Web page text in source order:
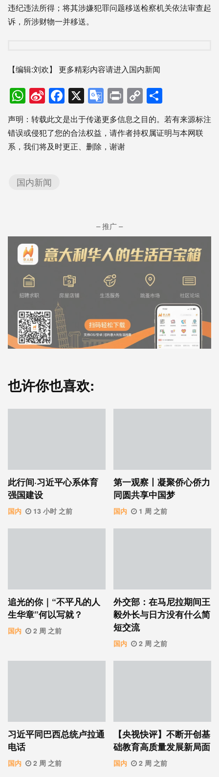
违纪违法所得；将其涉嫌犯罪问题移送检察机关依法审查起
诉，所涉财物一并移送。
【编辑:刘欢】 更多精彩内容请进入国内新闻
WhatsApp
Sina
Weibo
Facebook
X Google
Translate
PrintCopy
Link享
声明：转载此文是出于传递更多信息之目的。若有来源标注
错误或侵犯了您的合法权益，请作者持权属证明与本网联
系，我们将及时更正、删除，谢谢
国内新闻
– 推广 –
也许你也喜欢:
此行间·习近平心系体育
强国建设
国内 13 小时 之前
第一观察丨凝聚侨心侨力
同圆共享中国梦
国内 1 周 之前
追光的你｜“不平凡的人
生华章”何以写就？
国内 2 周 之前
外交部：在马尼拉期间王
毅外长与日方没有什么简
短交流
国内 2 周 之前
习近平同巴西总统卢拉通
电话
国内 2 周 之前
【央视快评】不断开创基
础教育高质量发展新局面
国内 2 周 之前